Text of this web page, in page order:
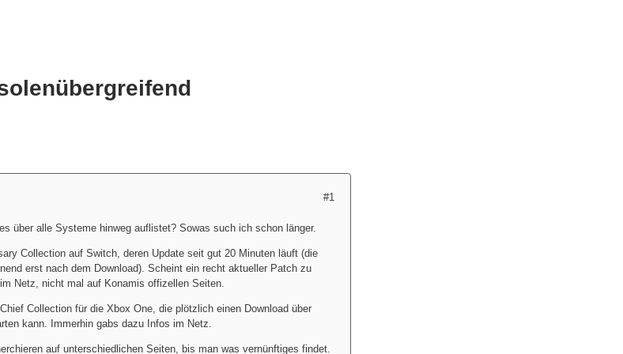
#1
über alle Systeme hinweg auflistet? Sowas such ich schon länger.
Collection auf Switch, deren Update seit gut 20 Minuten läuft (die
erst nach dem Download). Scheint ein recht aktueller Patch zu
Netz, nicht mal auf Konamis offizellen Seiten.
Collection für die Xbox One, die plötzlich einen Download über
kann. Immerhin gabs dazu Infos im Netz.
auf unterschiedlichen Seiten, bis man was vernünftiges findet.